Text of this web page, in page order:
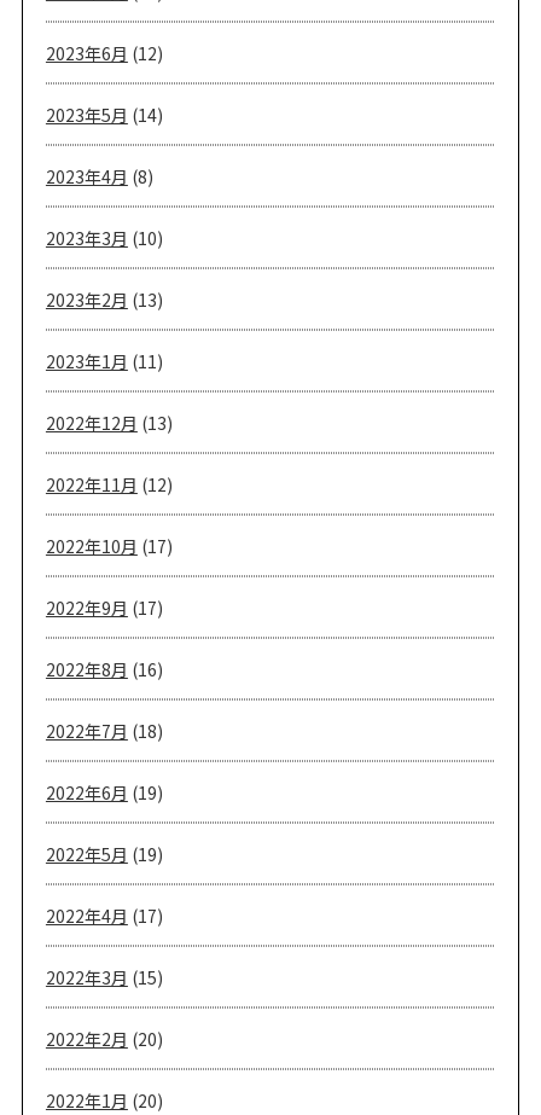
2023年6月 (12)
2023年5月 (14)
2023年4月 (8)
2023年3月 (10)
2023年2月 (13)
2023年1月 (11)
2022年12月 (13)
2022年11月 (12)
2022年10月 (17)
2022年9月 (17)
2022年8月 (16)
2022年7月 (18)
2022年6月 (19)
2022年5月 (19)
2022年4月 (17)
2022年3月 (15)
2022年2月 (20)
2022年1月 (20)